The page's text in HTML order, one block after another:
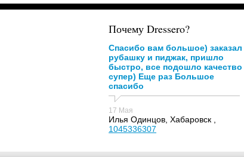
Почему Dressero?
Спасибо вам большое) заказал
рубашку и пиджак, пришло
быстро, все подошло качество
супер) Еще раз Большое
спасибо
17 Мая
Илья Одинцов, Хабаровск ,
1045336307